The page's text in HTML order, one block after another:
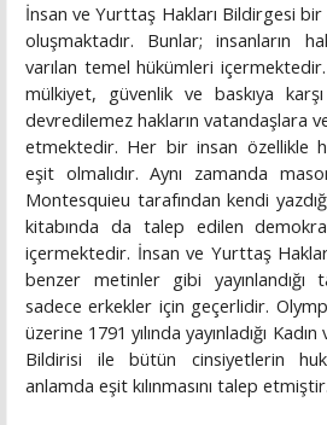
İnsan ve Yurttaş Hakları Bildirgesi
oluşmaktadır. Bunlar; insanların
varılan temel hükümleri
mülkiyet, güvenlik ve baskıya
devredilemez hakların vatandaşlara
etmektedir. Her bir insan özellikle
eşit olmalıdır. Aynı zamanda
Montesquieu tarafından kendi
kitabında da talep edilen
içermektedir. İnsan ve Yurttaş
benzer metinler gibi yayınlandığı
sadece erkekler için geçerlidir.
üzerine 1791 yılında yayınladığı
Bildirisi ile bütün cinsiyetlerin
anlamda eşit kılınmasını talep etmiştir.